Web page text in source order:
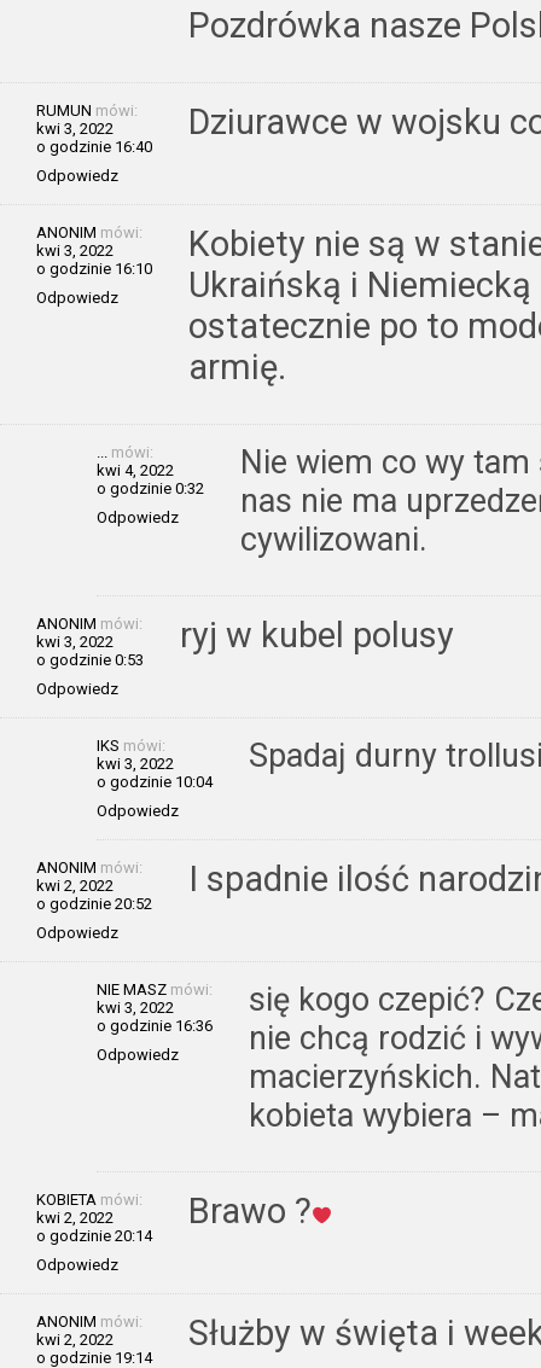
Pozdrówka nasze
RUMUN mówi:
kwi 3, 2022
o godzinie 16:40
Odpowiedz
Dziurawce w wojsku
ANONIM mówi:
kwi 3, 2022
o godzinie 16:10
Odpowiedz
Kobiety nie są w
Ukraińską i
ostatecznie po to
armię.
mówi:
kwi 4, 2022
o godzinie 0:32
Odpowiedz
Nie wiem co wy
nas nie ma
cywilizowani.
ANONIM mówi:
kwi 3, 2022
o godzinie 0:53
Odpowiedz
ryj w kubel polusy
IKS mówi:
kwi 3, 2022
o godzinie 10:04
Odpowiedz
Spadaj durny
ANONIM mówi:
kwi 2, 2022
o godzinie 20:52
Odpowiedz
I spadnie ilość
NIE MASZ mówi:
kwi 3, 2022
o godzinie 16:36
Odpowiedz
się kogo czepić?
nie chcą rodzić i
macierzyńskich.
kobieta wybiera –
KOBIETA mówi:
kwi 2, 2022
o godzinie 20:14
Odpowiedz
Brawo ?
ANONIM mówi:
kwi 2, 2022
o godzinie 19:14
Służby w święta i